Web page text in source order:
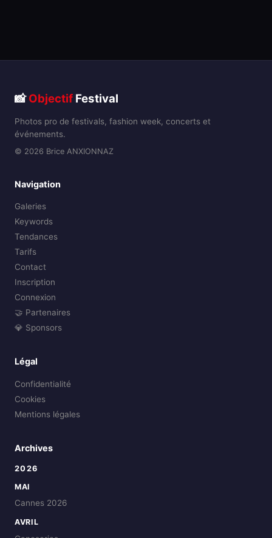
📸Objectif Festival
Photos pro de festivals, fashion week, concerts et
événements.
© 2026 Brice ANXIONNAZ
Navigation
Galeries
Keywords
Tendances
Tarifs
Contact
Inscription
Connexion
🤝 Partenaires
💎 Sponsors
Légal
Confidentialité
Cookies
Mentions légales
Archives
2026
MAI
Cannes 2026
AVRIL